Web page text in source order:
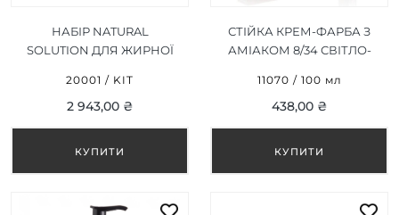
НАБІР NATURAL
SOLUTION ДЛЯ ЖИРНОЇ
20001 / KIT
2 943,00 ₴
СТІЙКА КРЕМ-ФАРБА З
АМІАКОМ 8/34 СВІТЛО-
КАШТАНОВИЙ
БЛОНД/LIGHT GOLDEN
11070 / 100 мл
438,00 ₴